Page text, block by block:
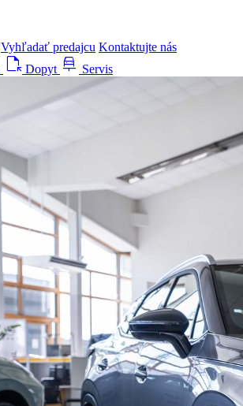
Vyhľadať predajcu Kontaktujte nás
file_open Dopyt car_repair Servis